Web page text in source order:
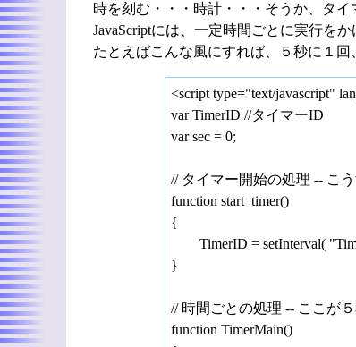
時を刻む・・・時計・・・そうか、タイ
JavaScriptには、一定時間ごとに実行を
たとえばこんな風にすれば、５秒に１
<script type="text/javascript"
var TimerID //タイマーID
var sec = 0;
// タイマー開始の処理 -- こ
function start_timer()
{
TimerID = setInterval(
}
// 時間ごとの処理 -- ここが
function TimerMain()